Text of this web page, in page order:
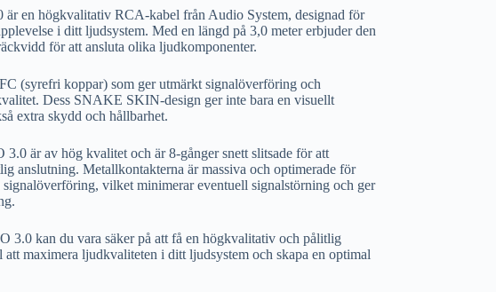
en högkvalitativ RCA-kabel från Audio System, designad för
i ditt ljudsystem. Med en längd på 3,0 meter erbjuder den
för att ansluta olika ljudkomponenter.
(syrefri koppar) som ger utmärkt signalöverföring och
Dess SNAKE SKIN-design ger inte bara en visuellt
extra skydd och hållbarhet.
är av hög kvalitet och är 8-gånger snett slitsade för att
anslutning. Metallkontakterna är massiva och optimerade för
vilket minimerar eventuell signalstörning och ger
3.0 kan du vara säker på att få en högkvalitativ och pålitlig
maximera ljudkvaliteten i ditt ljudsystem och skapa en optimal